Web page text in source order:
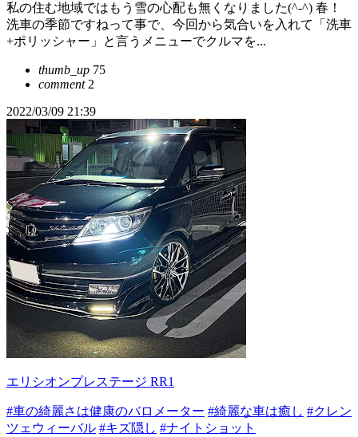
私の住む地域ではもう雪の心配も無くなりました(^-^) 春！
洗車の季節ですねって事で、今回から気合いを入れて「洗車
+ポリッシャー」と言うメニューでクルマを...
thumb_up 75
comment2
2022/03/09 21:39
エリシオンプレステージ RR1
#車の綺麗さは健康のバロメーター #綺麗な車は癒し #クレン
ツェウィーバル #キズ隠し #ナイトショット